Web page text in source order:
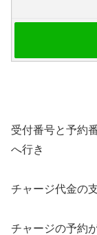
受付番号と予約
へ行き
チャージ代金の
チャージの予約